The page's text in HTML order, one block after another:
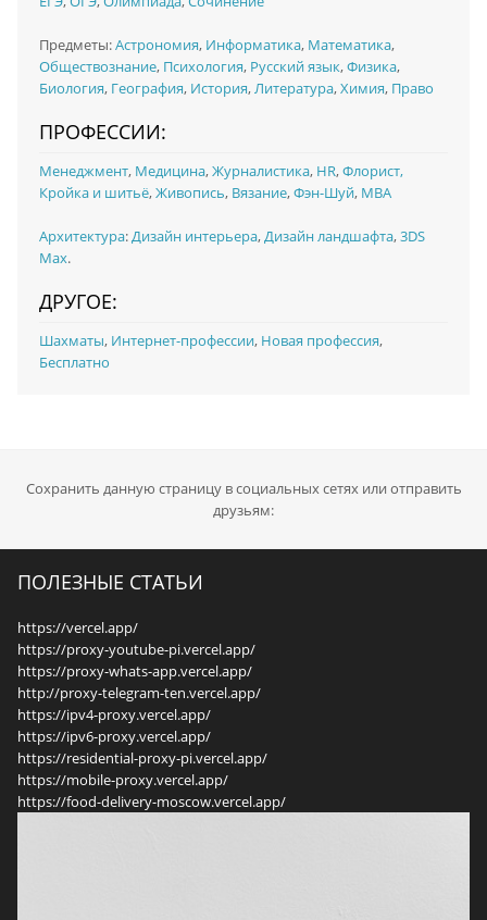
Предметы:Астрономия, Информатика, Математика,
Обществознание, Психология, Русский язык,Физика,
Биология, География, История,Литература,Химия, Право
ПРОФЕССИИ:
Менеджмент, Медицина,Журналистика, HR,Флорист,
Кройка и шитьё,Живопись, Вязание,Фэн-Шуй, MBA
Архитектура:Дизайн интерьера,Дизайн ландшафта,3DS
Max.
ДРУГОЕ:
Шахматы, Интернет-профессии, Новая профессия,
Бесплатно
Сохранить данную страницу в социальных сетях или отправить
друзьям:
ПОЛЕЗНЫЕ СТАТЬИ
https://vercel.app/
https://proxy-youtube-pi.vercel.app/
https://proxy-whats-app.vercel.app/
http://proxy-telegram-ten.vercel.app/
https://ipv4-proxy.vercel.app/
https://ipv6-proxy.vercel.app/
https://residential-proxy-pi.vercel.app/
https://mobile-proxy.vercel.app/
https://food-delivery-moscow.vercel.app/